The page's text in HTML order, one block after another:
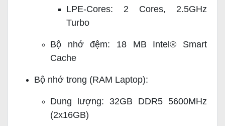
LPE-Cores: 2 Cores, 2.5GHz
Turbo
Bộ nhớ đệm: 18 MB Intel® Smart
Cache
Bộ nhớ trong (RAM Laptop):
Dung lượng: 32GB DDR5 5600MHz
(2x16GB)